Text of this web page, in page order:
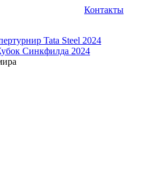
Контакты
Tata Steel 2024
Синкфилда 2024